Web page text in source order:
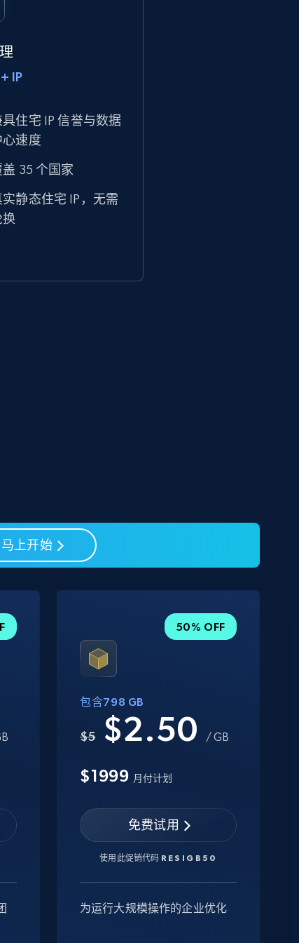
IP
具住宅 IP 信誉与数据
心速度
盖 35 个国家
实静态住宅 IP，无需
马上开始
50% OFF
包含798 GB
$5 $2.50 / GB
$1999 月付计划
免费试用
使用此促销代码 RESIGB50
为运行大规模操作的企业优化